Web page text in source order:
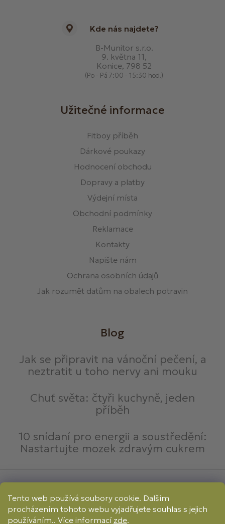
Tento web používá soubory cookie. Dalším
procházením tohoto webu vyjadřujete souhlas s jejich
používáním.. Více informací zde.
Kde nás najdete?
B-Munitor s.r.o.
9. května 11,
Konice, 798 52
(Po - Pá 7:00 - 15:30 hod.)
Užitečné informace
Fitboy příběh
Dárkové poukazy
Hodnocení obchodu
Dopravy a platby
Výdejní místa
Obchodní podmínky
Reklamace
Kontakty
Napište nám
Ochrana osobních údajů
Jak rozumět datům na obalech potravin
Blog
Jak se připravit na vánoční pečení, a
neztratit u toho nervy ani mouku
Chuť světa: čtyři kuchyně, jeden
příběh
10 snídaní pro energii a soustředění:
Nastartujte mozek zdravým cukrem
Online Převod Dobírka
Způsoby dopravy: